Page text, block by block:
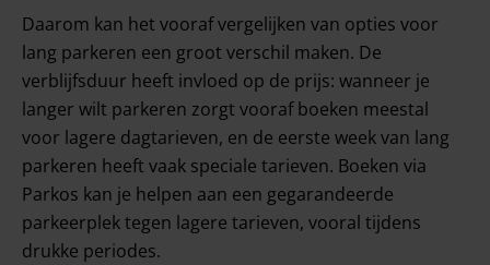
Daarom kan het vooraf vergelijken van opties voor
lang parkeren een groot verschil maken. De
verblijfsduur heeft invloed op de prijs: wanneer je
langer wilt parkeren zorgt vooraf boeken meestal
voor lagere dagtarieven, en de eerste week van lang
parkeren heeft vaak speciale tarieven. Boeken via
Parkos kan je helpen aan een gegarandeerde
parkeerplek tegen lagere tarieven, vooral tijdens
drukke periodes.